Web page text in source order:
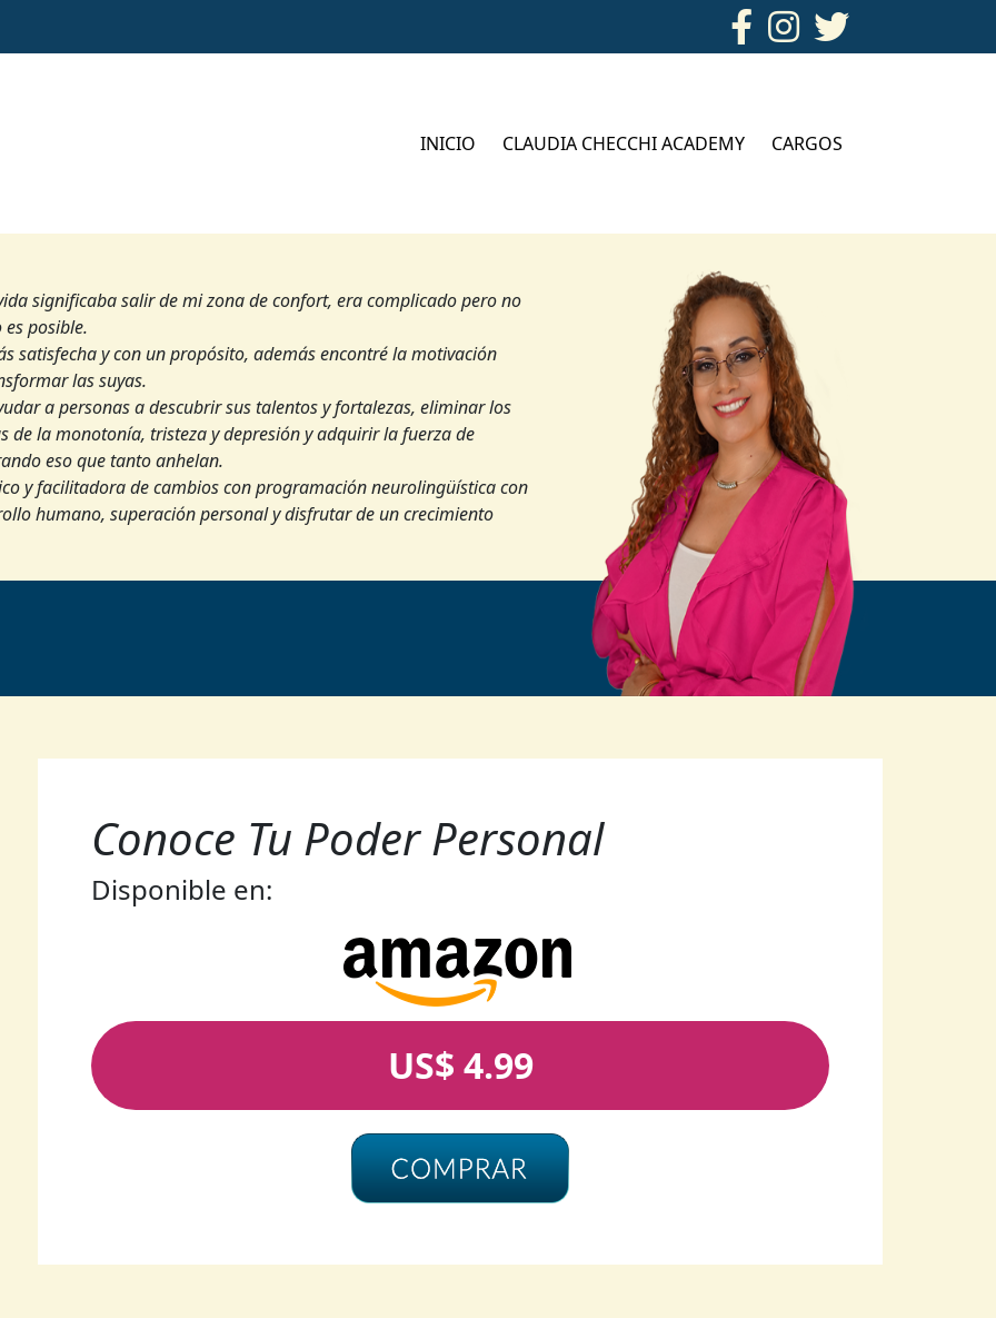
INICIO CLAUDIA CHECCHI ACADEMY CARGOS
significaba salir de mi zona de confort, era complicado pero no
posible.
satisfecha y con un propósito, además encontré la motivación
las suyas.
a personas a descubrir sus talentos y fortalezas, eliminar los
de la monotonía, tristeza y depresión y adquirir la fuerza de
eso que tanto anhelan.
y facilitadora de cambios con programación neurolingüística con
humano, superación personal y disfrutar de un crecimiento
Conoce Tu Poder Personal
Disponible en:
US$ 4.99